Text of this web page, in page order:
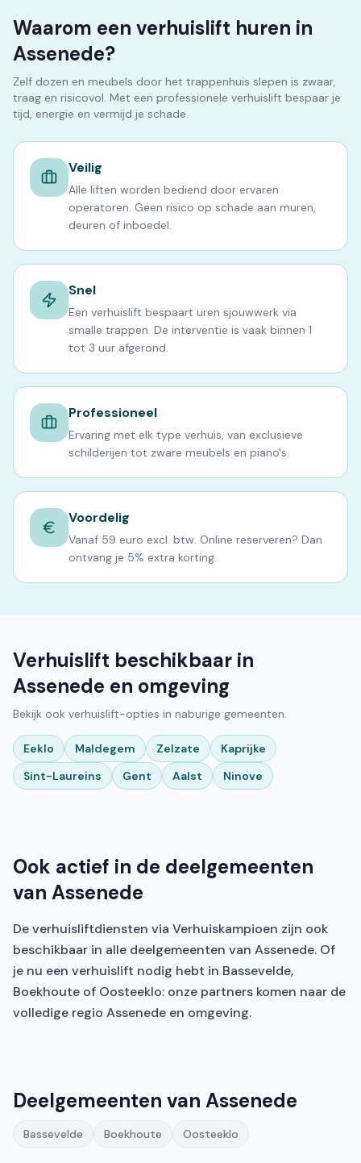
Waarom een verhuislift huren in
Assenede?
Zelf dozen en meubels door het trappenhuis slepen is zwaar,
traag en risicovol. Met een professionele verhuislift bespaar je
tijd, energie en vermijd je schade.
Veilig
Alle liften worden bediend door ervaren
operatoren. Geen risico op schade aan muren,
deuren of inboedel.
Snel
Een verhuislift bespaart uren sjouwwerk via
smalle trappen. De interventie is vaak binnen 1
tot 3 uur afgerond.
Professioneel
Ervaring met elk type verhuis, van exclusieve
schilderijen tot zware meubels en piano's.
Voordelig
Vanaf 59 euro excl. btw. Online reserveren? Dan
ontvang je 5% extra korting.
Verhuislift beschikbaar in
Assenede en omgeving
Bekijk ook verhuislift-opties in naburige gemeenten.
Eeklo Maldegem Zelzate
Kaprijke
Sint-Laureins
Gent Aalst Ninove
Ook actief in de deelgemeenten
van Assenede
De verhuisliftdiensten via Verhuiskampioen zijn ook
beschikbaar in alle deelgemeenten van Assenede. Of
je nu een verhuislift nodig hebt in Bassevelde,
Boekhoute of Oosteeklo: onze partners komen naar de
volledige regio Assenede en omgeving.
Deelgemeenten van Assenede
Bassevelde Boekhoute Oosteeklo